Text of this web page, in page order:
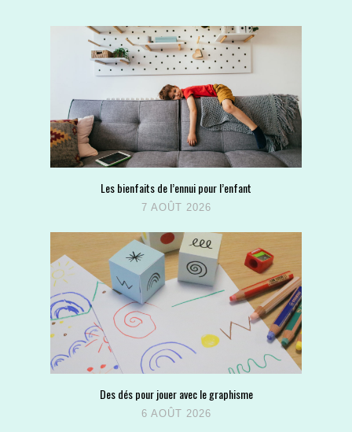
Les bienfaits de l’ennui pour l’enfant
7 AOÛT 2026
Des dés pour jouer avec le graphisme
6 AOÛT 2026